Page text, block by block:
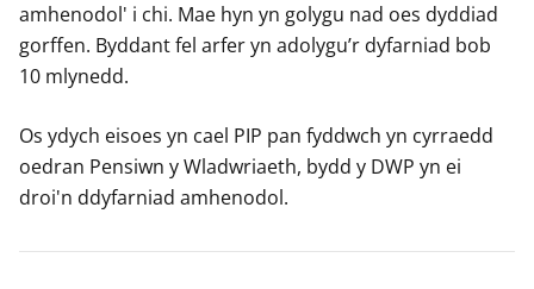
amhenodol' i chi. Mae hyn yn golygu nad oes dyddiad
gorffen. Byddant fel arfer yn adolygu’r dyfarniad bob
10 mlynedd.
Os ydych eisoes yn cael PIP pan fyddwch yn cyrraedd
oedran Pensiwn y Wladwriaeth, bydd y DWP yn ei
droi'n ddyfarniad amhenodol.